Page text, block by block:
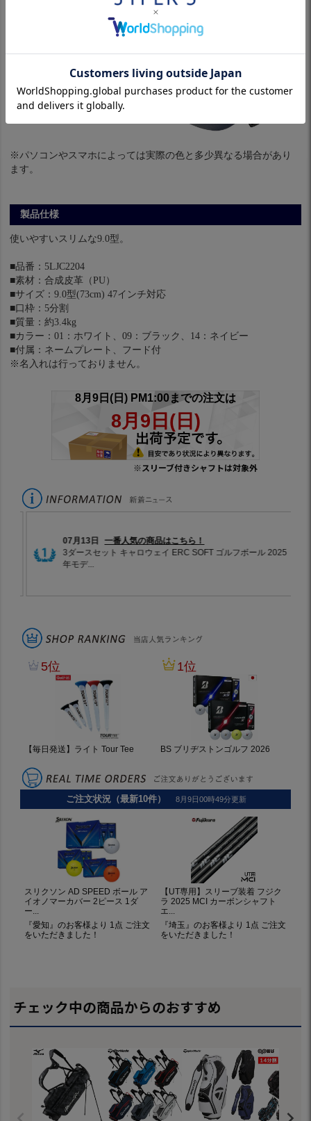
※パソコンやスマホによっては実際の色と多少異なる場合があり
ます。
製品仕様
使いやすいスリムな9.0型。
■品番：5LJC2204
■素材：合成皮革（PU）
■サイズ：9.0型(73cm) 47インチ対応
■口枠：5分割
■質量：約3.4kg
■カラー：01：ホワイト、09：ブラック、14：ネイビー
■付属：ネームプレート、フード付
※名入れは行っておりません。
※スリーブ付きシャフトは対象外
チェック中の商品からのおすすめ